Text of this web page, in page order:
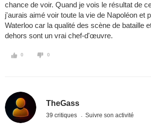
chance de voir. Quand je vois le résultat de
j'aurais aimé voir toute la vie de Napoléon et
Waterloo car la qualité des scène de bataille
dehors sont un vrai chef-d'œuvre.
0 0
TheGass
39 critiques Suivre son activité